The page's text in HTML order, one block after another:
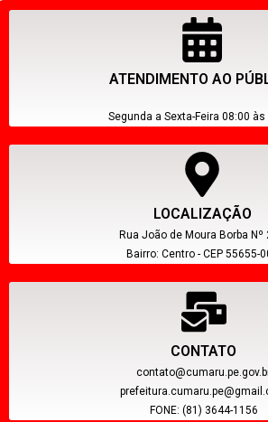
ATENDIMENTO AO
Segunda a Sexta-Feira 08:00 às
LOCALIZAÇÃO
Rua João de Moura Borba Nº
Bairro: Centro - CEP 55655-
CONTATO
FONE: (81) 3644-1156